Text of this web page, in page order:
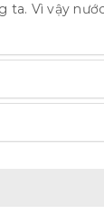
ta. Vì vậy